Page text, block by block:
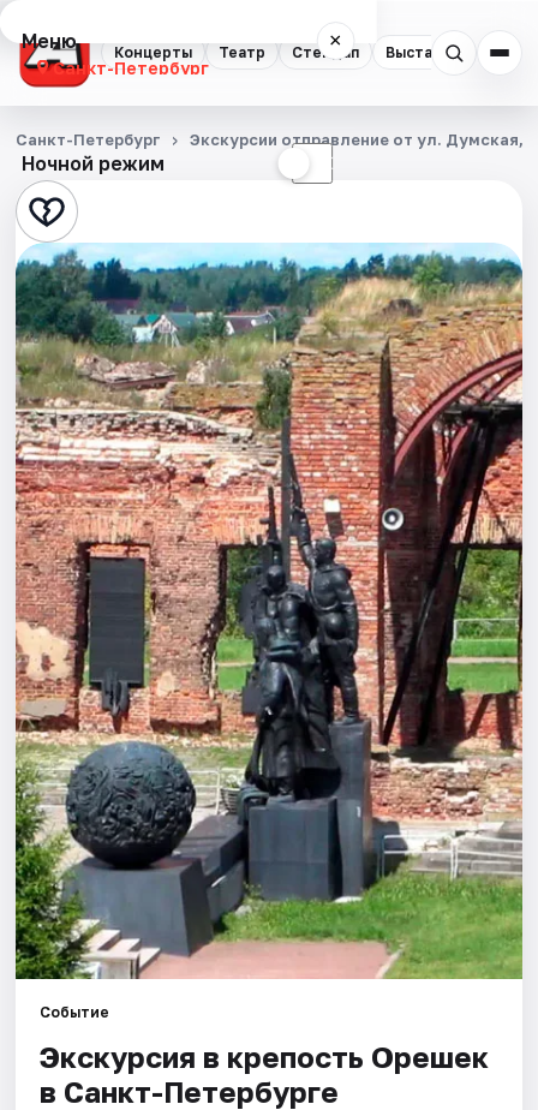
Концерты Театр Стендап Выставки
Меню ×
Санкт-Петербург
Концерты
Театр
Стендап
Выставки
Квесты
Экскурсии
Спорт
События
Города
Площадки
Артисты
Рейтинги
Ночной режим ☾
Санкт-Петербург Экскурсии отправление от ул. Думская,
Событие
Экскурсия в крепость Орешек
в Санкт-Петербурге